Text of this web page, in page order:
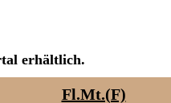
erhältlich.
Fl.Mt.(F)